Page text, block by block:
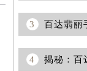
3 百达翡丽
4 揭秘：百